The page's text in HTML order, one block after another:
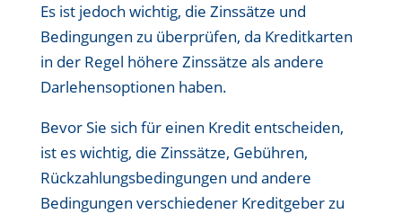
Es ist jedoch wichtig, die Zinssätze und
Bedingungen zu überprüfen, da Kreditkarten
in der Regel höhere Zinssätze als andere
Darlehensoptionen haben.
Bevor Sie sich für einen Kredit entscheiden,
ist es wichtig, die Zinssätze, Gebühren,
Rückzahlungsbedingungen und andere
Bedingungen verschiedener Kreditgeber zu